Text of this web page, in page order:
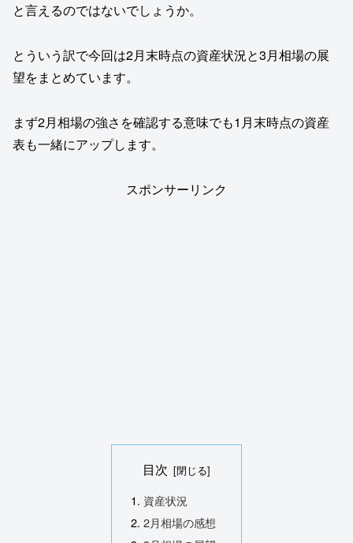
と言えるのではないでしょうか。
とういう訳で今回は2月末時点の資産状況と3月相場の展
望をまとめています。
まず2月相場の強さを確認する意味でも1月末時点の資産
表も一緒にアップします。
スポンサーリンク
目次
資産状況
2月相場の感想